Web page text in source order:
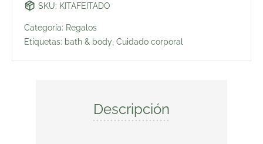
SKU: KITAFEITADO
Categoría: Regalos
Etiquetas: bath & body Cuidado corporal
Descripción